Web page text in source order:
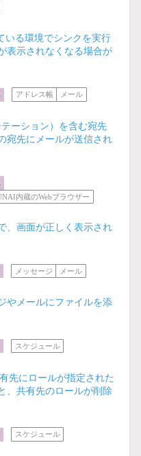
いる環境でシンクを実行
表示されなくなる場合が
アドレス帳 メール
ーション）を含む宛先
宛先にメールが送信され
内蔵のWebブラウザー
、画面が正しく表示され
メッセージ メール
やメールにファイルを添
スケジュール
先にロールが指定された
、共有先のロールが削除
スケジュール